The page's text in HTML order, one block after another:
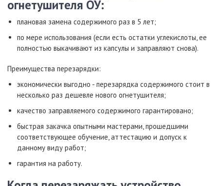
огнетушителя ОУ:
плановая замена содержимого раз в 5 лет;
по мере использования (если есть остатки углекислоты, ее
полностью выкачивают из капсулы и заправляют снова).
Преимущества перезарядки:
экономически выгодно - перезарядка содержимого стоит в
несколько раз дешевле нового огнетушителя;
качество заправляемого содержимого гарантировано;
быстрая закачка опытными мастерами, прошедшими
соответствующее обучение, аттестацию и допуск к
данному виду работ;
гарантия на работу.